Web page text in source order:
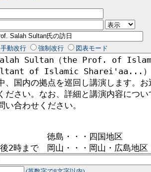
手動改行 強制改行 図表モード